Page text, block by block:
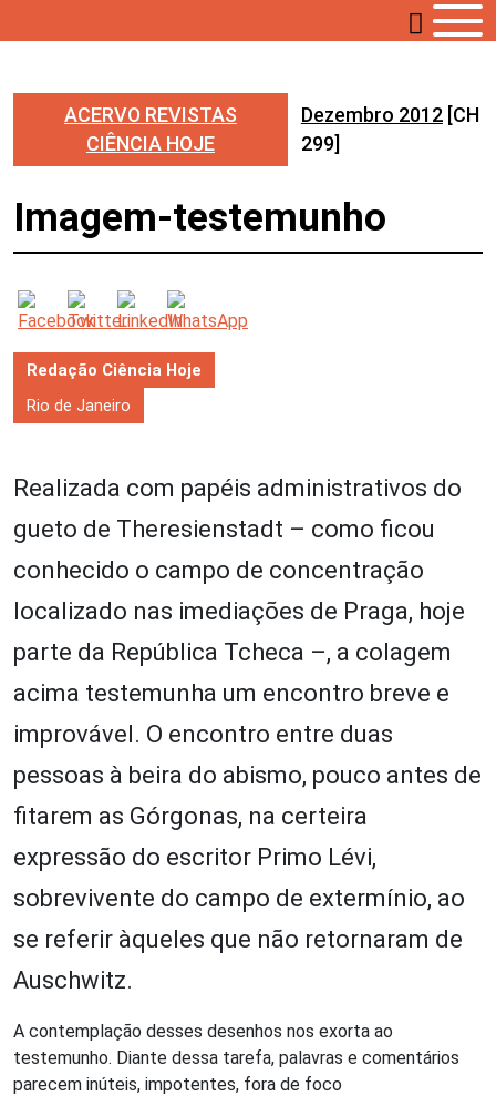
ACERVO REVISTAS
CIÊNCIA HOJE
Dezembro 2012[CH
299]
Imagem-testemunho
Redação Ciência Hoje
Rio de Janeiro
Realizada com papéis administrativos do
gueto de Theresienstadt – como ficou
conhecido o campo de concentração
localizado nas imediações de Praga, hoje
parte da República Tcheca –, a colagem
acima testemunha um encontro breve e
improvável. O encontro entre duas
pessoas à beira do abismo, pouco antes de
fitarem as Górgonas, na certeira
expressão do escritor Primo Lévi,
sobrevivente do campo de extermínio, ao
se referir àqueles que não retornaram de
Auschwitz.
A contemplação desses desenhos nos exorta ao
testemunho. Diante dessa tarefa, palavras e comentários
parecem inúteis, impotentes, fora de foco